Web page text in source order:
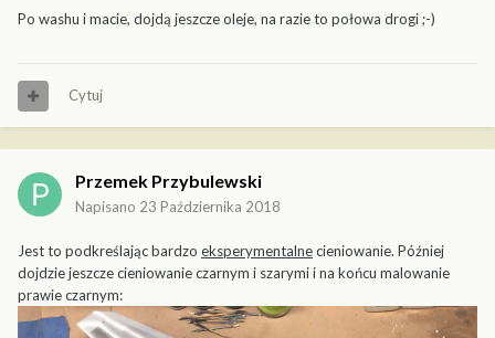
Po washu i macie, dojdą jeszcze oleje, na razie to połowa drogi ;-)
Cytuj
Przemek Przybulewski
Napisano 23 Października 2018
Jest to podkreślając bardzo eksperymentalnecieniowanie. Później
dojdzie jeszcze cieniowanie czarnym i szarymi i na końcu malowanie
prawie czarnym: